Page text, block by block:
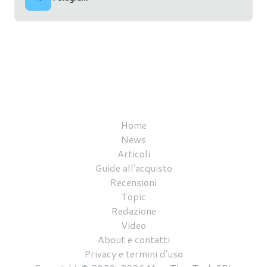
Home
News
Articoli
Guide all'acquisto
Recensioni
Topic
Redazione
Video
About e contatti
Privacy e termini d'uso